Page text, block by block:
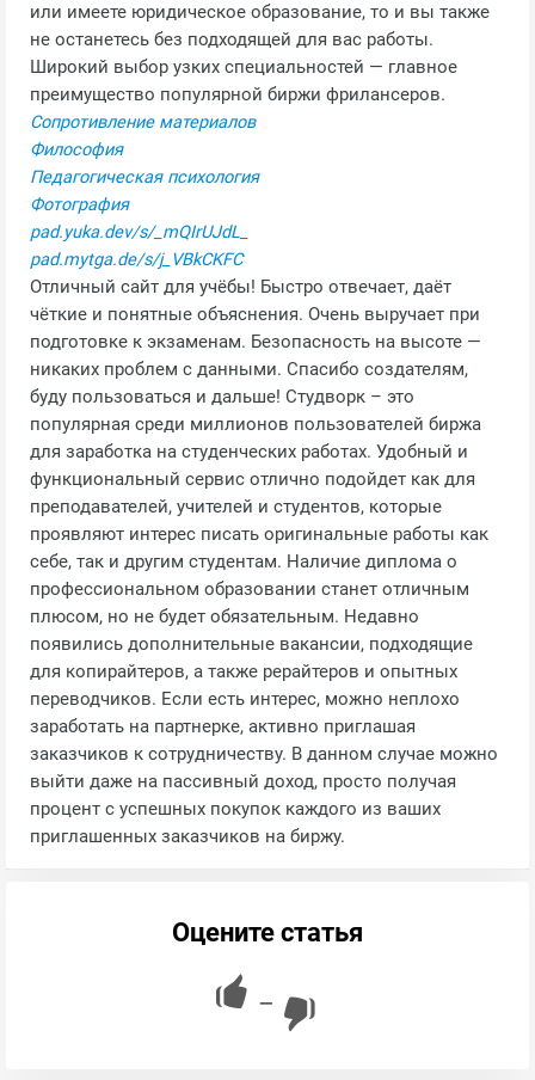
или имеете юридическое образование, то и вы также
не останетесь без подходящей для вас работы.
Широкий выбор узких специальностей — главное
преимущество популярной биржи фрилансеров.
Сопротивление материалов
Философия
Педагогическая психология
Фотография
pad.yuka.dev/s/_mQIrUJdL_
pad.mytga.de/s/j_VBkCKFC
Отличный сайт для учёбы! Быстро отвечает, даёт
чёткие и понятные объяснения. Очень выручает при
подготовке к экзаменам. Безопасность на высоте —
никаких проблем с данными. Спасибо создателям,
буду пользоваться и дальше! Студворк – это
популярная среди миллионов пользователей биржа
для заработка на студенческих работах. Удобный и
функциональный сервис отлично подойдет как для
преподавателей, учителей и студентов, которые
проявляют интерес писать оригинальные работы как
себе, так и другим студентам. Наличие диплома о
профессиональном образовании станет отличным
плюсом, но не будет обязательным. Недавно
появились дополнительные вакансии, подходящие
для копирайтеров, а также рерайтеров и опытных
переводчиков. Если есть интерес, можно неплохо
заработать на партнерке, активно приглашая
заказчиков к сотрудничеству. В данном случае можно
выйти даже на пассивный доход, просто получая
процент с успешных покупок каждого из ваших
приглашенных заказчиков на биржу.
Оцените статья
—